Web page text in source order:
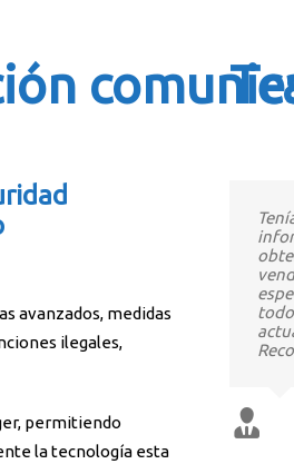
avanzados, medidas
ilegales,
permitiendo
la tecnología esta